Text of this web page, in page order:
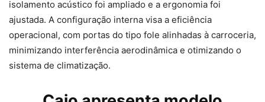
isolamento acústico foi ampliado e a ergonomia foi
ajustada. A configuração interna visa a eficiência
operacional, com portas do tipo fole alinhadas à carroceria,
minimizando interferência aerodinâmica e otimizando o
sistema de climatização.